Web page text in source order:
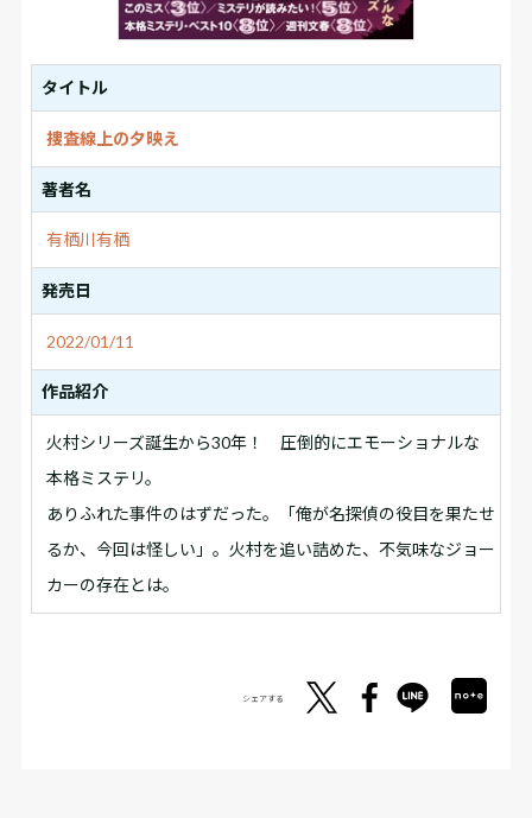
タイトル
捜査線上の夕映え
著者名
有栖川有栖
発売日
2022/01/11
作品紹介
火村シリーズ誕生から30年！ 圧倒的にエモーショナルな
本格ミステリ。
ありふれた事件のはずだった。「俺が名探偵の役目を果たせ
るか、今回は怪しい」。火村を追い詰めた、不気味なジョー
カーの存在とは。
シェアする